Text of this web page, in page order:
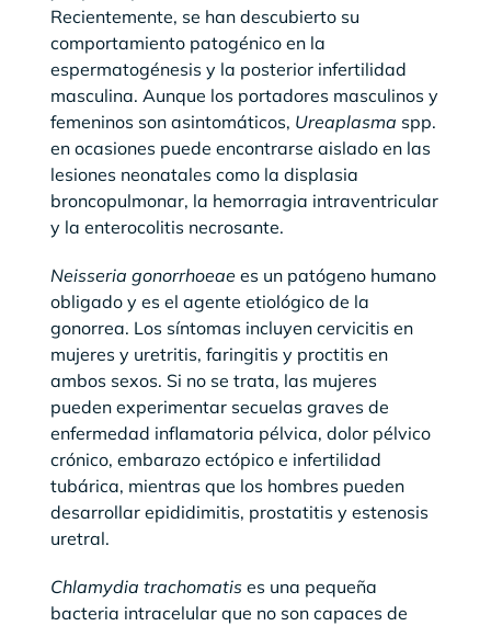
Recientemente, se han descubierto su
comportamiento patogénico en la
espermatogénesis y la posterior infertilidad
masculina. Aunque los portadores masculinos y
femeninos son asintomáticos, Ureaplasma spp.
en ocasiones puede encontrarse aislado en las
lesiones neonatales como la displasia
broncopulmonar, la hemorragia intraventricular
y la enterocolitis necrosante.
Neisseria gonorrhoeae es un patógeno humano
obligado y es el agente etiológico de la
gonorrea. Los síntomas incluyen cervicitis en
mujeres y uretritis, faringitis y proctitis en
ambos sexos. Si no se trata, las mujeres
pueden experimentar secuelas graves de
enfermedad inflamatoria pélvica, dolor pélvico
crónico, embarazo ectópico e infertilidad
tubárica, mientras que los hombres pueden
desarrollar epididimitis, prostatitis y estenosis
uretral.
Chlamydia trachomatis es una pequeña
bacteria intracelular que no son capaces de